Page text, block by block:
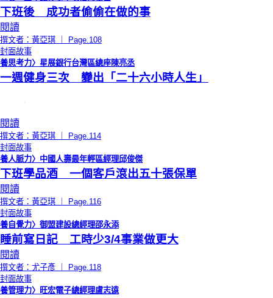
下班後 成功者偷偷在做的事
閱讀
撰文者：黃亞琪 ｜ Page.108
封面故事
養思考力〉星展銀行台灣區總座陳亮丞
一週健身三次 變出「二十六小時人生」
閱讀
撰文者：黃亞琪 ｜ Page.114
封面故事
養人脈力〉中國人壽最年輕區經理邱俊傑
下班學品酒 一個客戶滾出五十張保單
閱讀
撰文者：黃亞琪 ｜ Page.116
封面故事
養自覺力〉御盟建設總經理邵永添
睡前寫日記 工時少3/4事業做更大
閱讀
撰文者：尤子彥 ｜ Page.118
封面故事
養管理力〉旺宏電子總經理盧志遠